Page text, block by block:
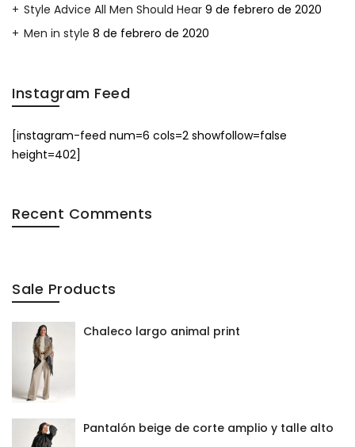
Style Advice All Men Should Hear 9 de febrero de 2020
Men in style 8 de febrero de 2020
Instagram Feed
[instagram-feed num=6 cols=2 showfollow=false
height=402]
Recent Comments
Sale Products
Chaleco largo animal print
Pantalón beige de corte amplio y talle alto